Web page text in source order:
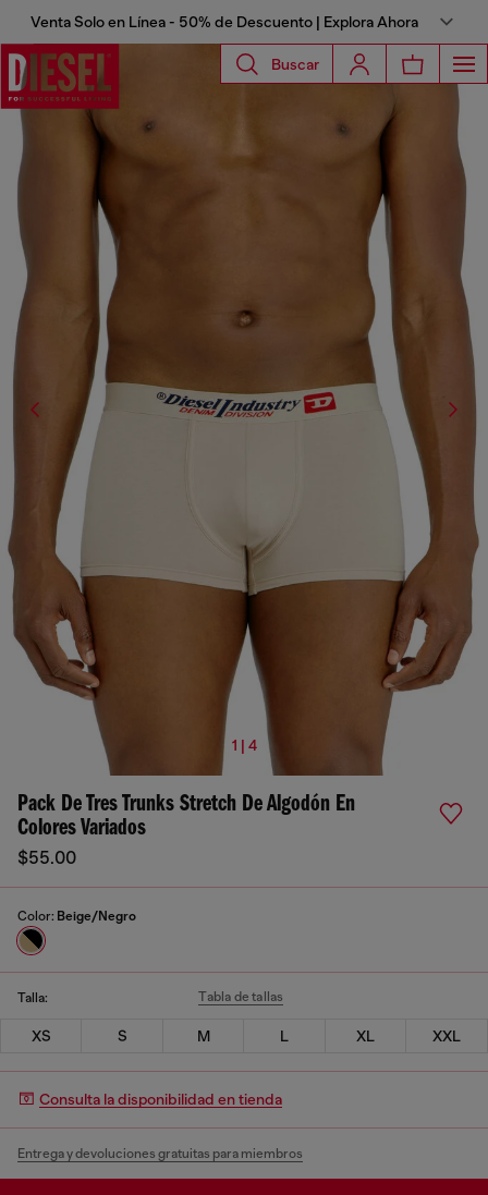
Venta Solo en Línea - 50% de Descuento | Explora Ahora
Buscar
1 | 4
Pack De Tres Trunks Stretch De Algodón En
Colores Variados
$55.00
Color: Beige/Negro
Talla: Tabla de tallas
XS S M L XL XXL
Consulta la disponibilidad en tienda
Entrega y devoluciones gratuitas para miembros